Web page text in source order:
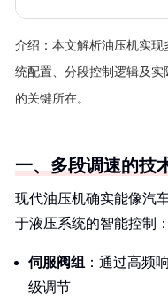
介绍： 本文解析油压机实
统配置、分段控制逻辑及
的关键所在。
一、多段调速的技
现代油压机确实能像汽
于液压系统的智能控制：
伺服阀组 ：通过高频
级调节